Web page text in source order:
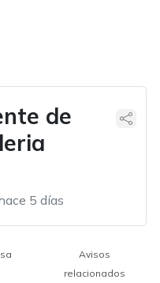
de
5 días
Avisos
relacionados